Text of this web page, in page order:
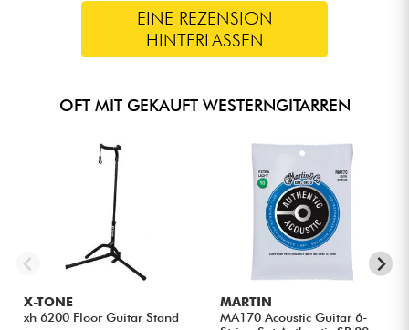
EINE REZENSION
HINTERLASSEN
OFT MIT GEKAUFT WESTERNGITARREN
X-TONE
xh 6200 Floor Guitar Stand
MARTIN
MA170 Acoustic Guitar 6-